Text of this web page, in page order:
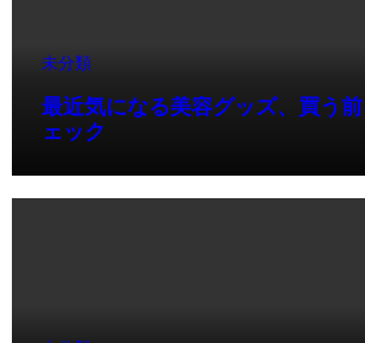
未分類
最近気になる美容グッズ、買う
ェック